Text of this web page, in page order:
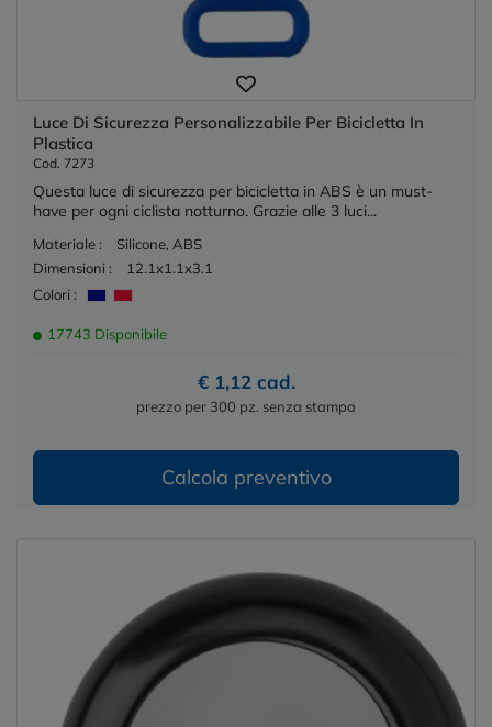
Luce Di Sicurezza Personalizzabile Per Bicicletta In
Plastica
Cod. 7273
Questa luce di sicurezza per bicicletta in ABS è un must-
have per ogni ciclista notturno. Grazie alle 3 luci...
Materiale :
Silicone, ABS
Dimensioni :
12.1x1.1x3.1
Colori :
17743 Disponibile
€ 1,12 cad.
prezzo per 300 pz. senza stampa
Calcola preventivo